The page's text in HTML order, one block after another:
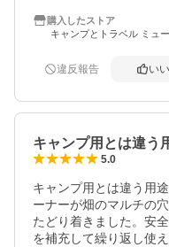
購入したストア
キャンプとトラベル ミュ
違反報告 い
キャンプ用とは違う
5.0
キャンプ用とは違う用
ーナーが畑のマルチの
たどり着きました。安
を補充して繰り返し使